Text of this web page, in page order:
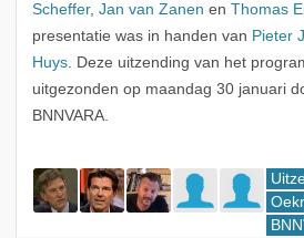
Scheffer, Jan van Zanen en Thomas
presentatie was in handen van Pieter
Huys. Deze uitzending van het
uitgezonden op maandag 30 januari
BNNVARA.